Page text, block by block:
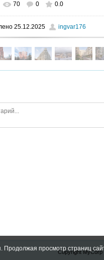
размере 800x533
70 0 0.0
25.12.2025 ingvar176
Copyright MyCorp
просмотр страниц